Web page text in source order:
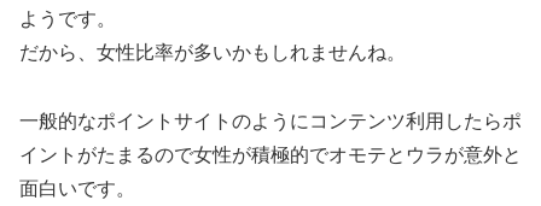
ようです。
だから、女性比率が多いかもしれませんね。
一般的なポイントサイトのようにコンテンツ利用したらポ
イントがたまるので女性が積極的でオモテとウラが意外と
面白いです。